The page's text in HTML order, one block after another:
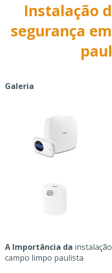
Instalação
segurança
Galeria
A Importância da
campo limpo paulista